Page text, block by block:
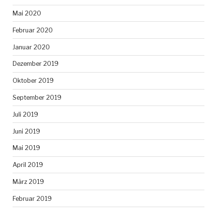
Mai 2020
Februar 2020
Januar 2020
Dezember 2019
Oktober 2019
September 2019
Juli 2019
Juni 2019
Mai 2019
April 2019
März 2019
Februar 2019